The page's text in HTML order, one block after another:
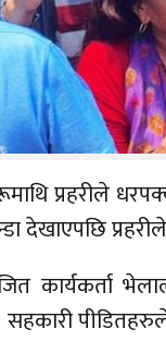
प्रहरीले
देखाएपछि
कार्यकर्ता